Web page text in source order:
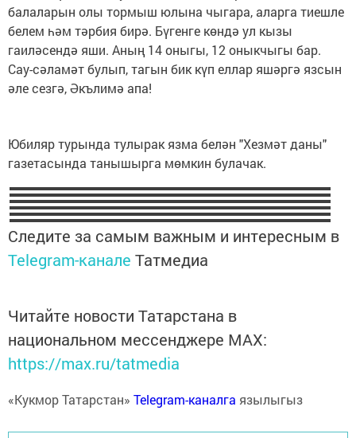
балаларын олы тормыш юлына чыгара, аларга тиешле
белем һәм тәрбия бирә. Бүгенге көндә ул кызы
гаиләсендә яши. Аның 14 оныгы, 12 оныкчыгы бар.
Сау-сәламәт булып, тагын бик күп еллар яшәргә язсын
әле сезгә, Әкълимә апа!
Юбиляр турында тулырак язма белән "Хезмәт даны"
газетасында танышырга мөмкин булачак.
Следите за самым важным и интересным в
Telegram-канале Татмедиа
Читайте новости Татарстана в
национальном мессенджере MАХ:
https://max.ru/tatmedia
«Кукмор Татарстан» Telegram-каналга язылыгыз